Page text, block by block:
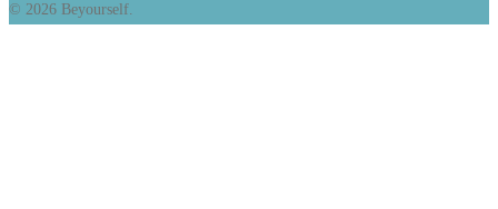
© 2026 Beyourself.